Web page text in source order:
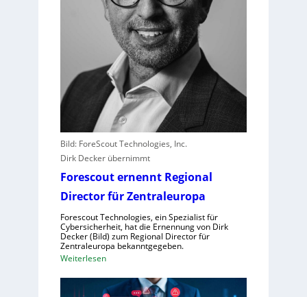
e
n
l
e
s
e
r
e
r
b
e
n
o
r
Bild: ForeScout Technologies, Inc.
Dirk Decker übernimmt
Forescout ernennt Regional
Director für Zentraleuropa
Forescout Technologies, ein Spezialist für
Cybersicherheit, hat die Ernennung von Dirk
Decker (Bild) zum Regional Director für
Zentraleuropa bekanntgegeben.
Weiterlesen:
o